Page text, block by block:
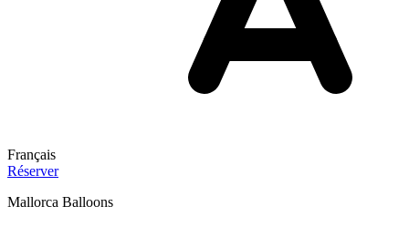
Français
Réserver
Mallorca Balloons